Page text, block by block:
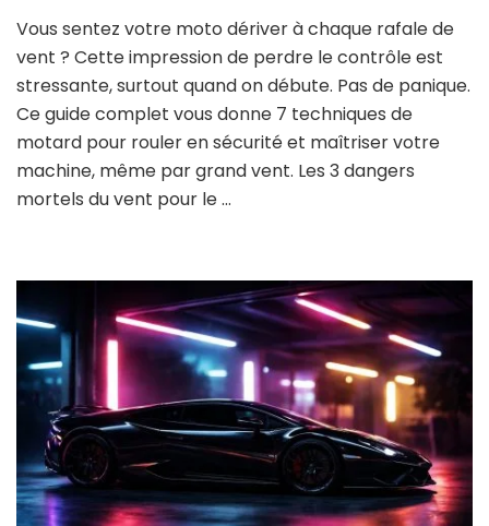
Vous sentez votre moto dériver à chaque rafale de
vent ? Cette impression de perdre le contrôle est
stressante, surtout quand on débute. Pas de panique.
Ce guide complet vous donne 7 techniques de
motard pour rouler en sécurité et maîtriser votre
machine, même par grand vent. Les 3 dangers
mortels du vent pour le …